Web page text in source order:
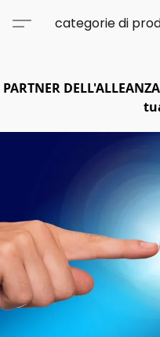
categorie di
PARTNER